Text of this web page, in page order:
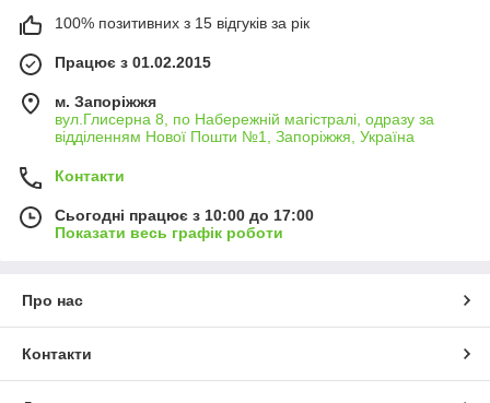
100% позитивних з 15 відгуків за рік
Працює з 01.02.2015
м. Запоріжжя
вул.Глисерна 8, по Набережній магістралі, одразу за
відділенням Нової Пошти №1, Запоріжжя, Україна
Контакти
Сьогодні працює з 10:00 до 17:00
Показати весь графік роботи
Про нас
Контакти